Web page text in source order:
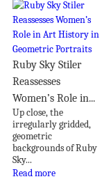
Ruby Sky Stiler
Reassesses
Women’s Role in...
Up close, the
irregularly gridded,
geometric
backgrounds of Ruby
Sky...
Read more